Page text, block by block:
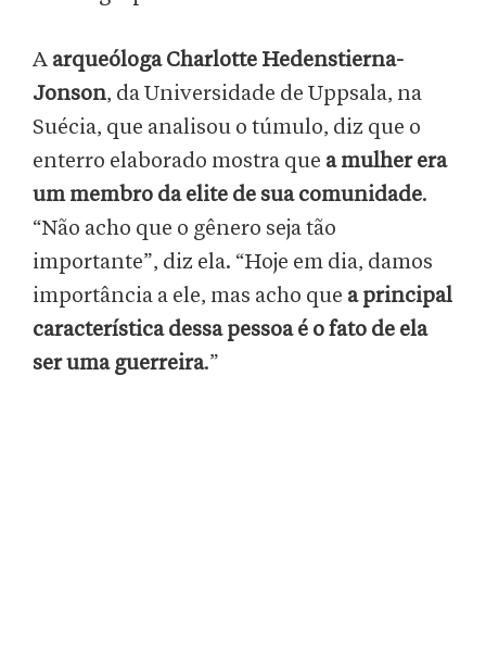
A arqueóloga Charlotte Hedenstierna-
Jonson, da Universidade de Uppsala, na
Suécia, que analisou o túmulo, diz que o
enterro elaborado mostra que a mulher era
um membro da elite de sua comunidade.
“Não acho que o gênero seja tão
importante”, diz ela. “Hoje em dia, damos
importância a ele, mas acho que a principal
característica dessa pessoa é o fato de ela
ser uma guerreira.”